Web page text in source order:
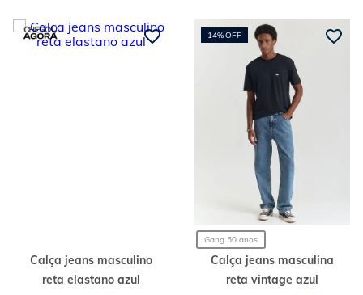
Calça jeans masculino
reta elastano azul
14%OFF
Gang 50 anos
Calça jeans masculina
reta vintage azul